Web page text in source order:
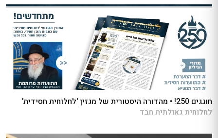
חוגגים 250! • מהדורה היסטורית של מגזין 'לחלוחית חסידית'
לחלוחית גאולתית חבד